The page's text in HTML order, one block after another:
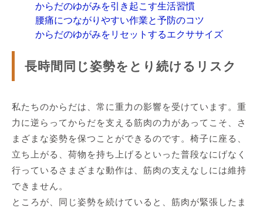
からだのゆがみを引き起こす生活習慣
腰痛につながりやすい作業と予防のコツ
からだのゆがみをリセットするエクササイズ
長時間同じ姿勢をとり続けるリスク
私たちのからだは、常に重力の影響を受けています。重
力に逆らってからだを支える筋肉の力があってこそ、さ
まざまな姿勢を保つことができるのです。椅子に座る、
立ち上がる、荷物を持ち上げるといった普段なにげなく
行っているさまざまな動作は、筋肉の支えなしには維持
できません。
ところが、同じ姿勢を続けていると、筋肉が緊張したま